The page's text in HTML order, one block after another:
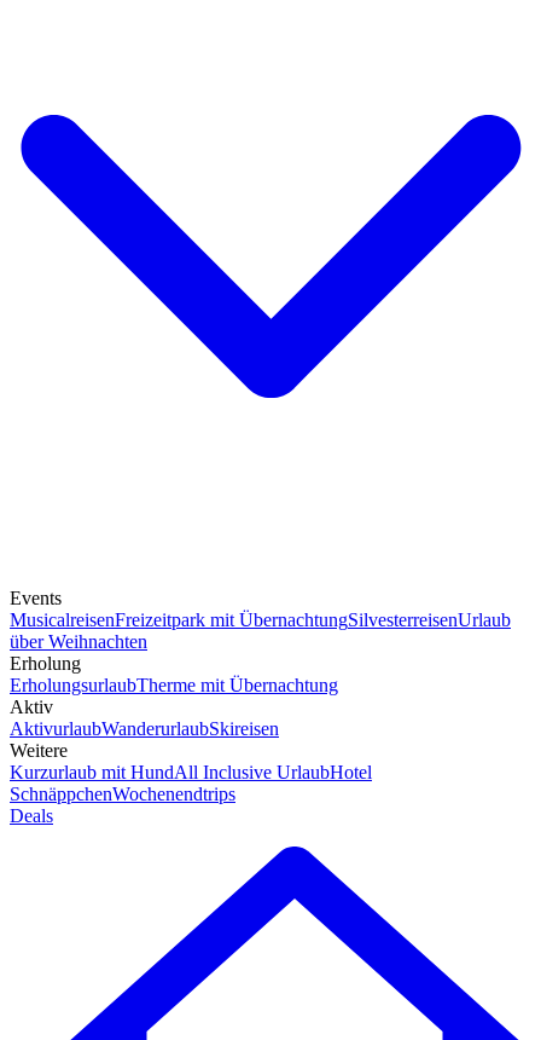
Events
MusicalreisenFreizeitpark mit ÜbernachtungSilvesterreisenUrlaub
über Weihnachten
Erholung
ErholungsurlaubTherme mit Übernachtung
Aktiv
AktivurlaubWanderurlaubSkireisen
Weitere
Kurzurlaub mit HundAll Inclusive UrlaubHotel
SchnäppchenWochenendtrips
Deals